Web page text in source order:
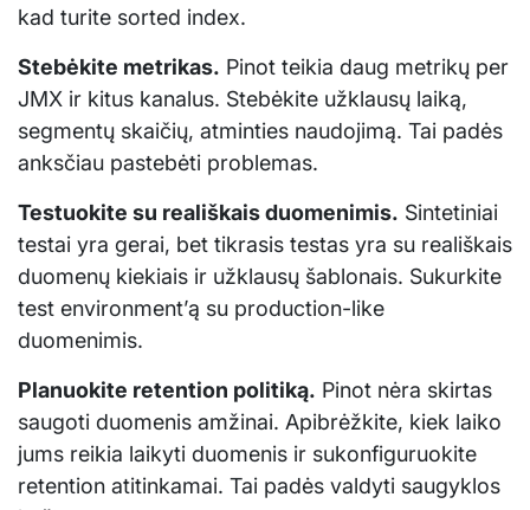
kad turite sorted index.
Stebėkite metrikas. Pinot teikia daug metrikų per
JMX ir kitus kanalus. Stebėkite užklausų laiką,
segmentų skaičių, atminties naudojimą. Tai padės
anksčiau pastebėti problemas.
Testuokite su reališkais duomenimis. Sintetiniai
testai yra gerai, bet tikrasis testas yra su reališkais
duomenų kiekiais ir užklausų šablonais. Sukurkite
test environment’ą su production-like
duomenimis.
Planuokite retention politiką. Pinot nėra skirtas
saugoti duomenis amžinai. Apibrėžkite, kiek laiko
jums reikia laikyti duomenis ir sukonfiguruokite
retention atitinkamai. Tai padės valdyti saugyklos